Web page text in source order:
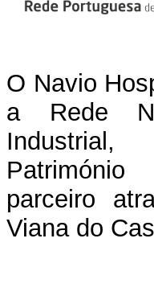
O Navio
a Rede
parceiro
Viana do